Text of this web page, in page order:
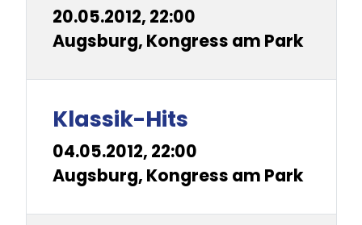
20.05.2012, 22:00
Augsburg, Kongress am Park
Klassik-Hits
04.05.2012, 22:00
Augsburg, Kongress am Park